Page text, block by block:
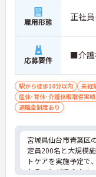
雇用形態 正社
応募要件 ■介護
駅から徒歩10分以内 未経
産休･育休･介護休暇取得実績
退職金制度あり
宮城県仙台市青葉区
定員200名と大規模
トケアを実施予定で
わることができます